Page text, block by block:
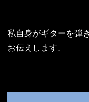
私自身がギターを弾
お伝えします。